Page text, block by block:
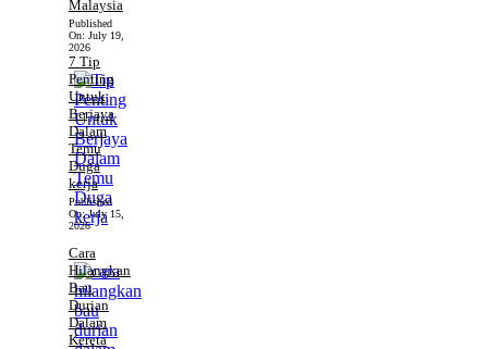
Malaysia
Published
On: July 19,
2026
7 Tip
Penting
Untuk
Berjaya
Dalam
Temu
Duga
kerja
Published
On:July 15,
2026
Cara
Hilangkan
Bau
Durian
Dalam
Kereta